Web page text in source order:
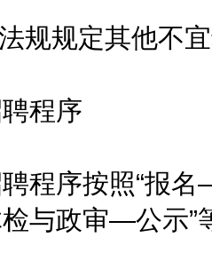
规定其他不宜
程序
序按照“报
与政审—公示”